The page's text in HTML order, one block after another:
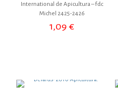
International de Apicultura – fdc
Michel 2425-2426
1,09€